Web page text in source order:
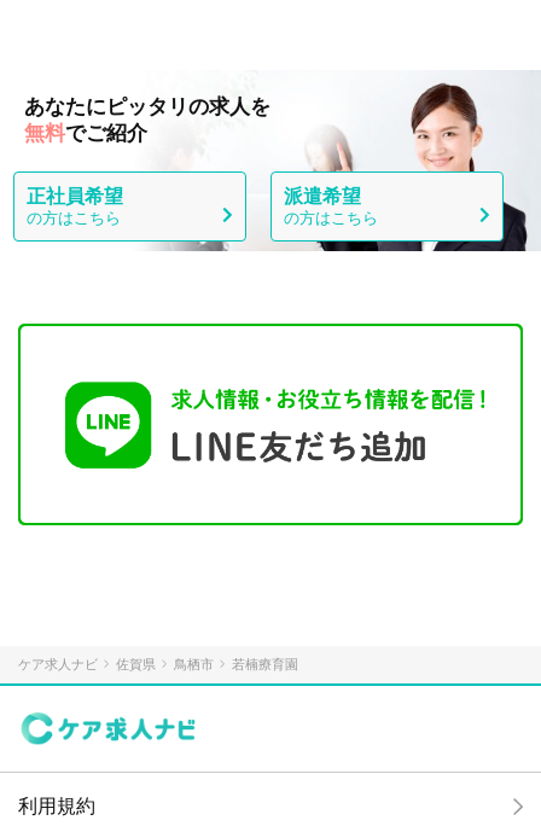
あなたにピッタリの求人を
無料でご紹介
正社員希望
の方はこちら
派遣希望
の方はこちら
ケア求人ナビ 佐賀県 鳥栖市 若楠療育園
利用規約